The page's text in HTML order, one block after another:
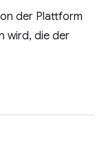
der Plattform
wird, die der